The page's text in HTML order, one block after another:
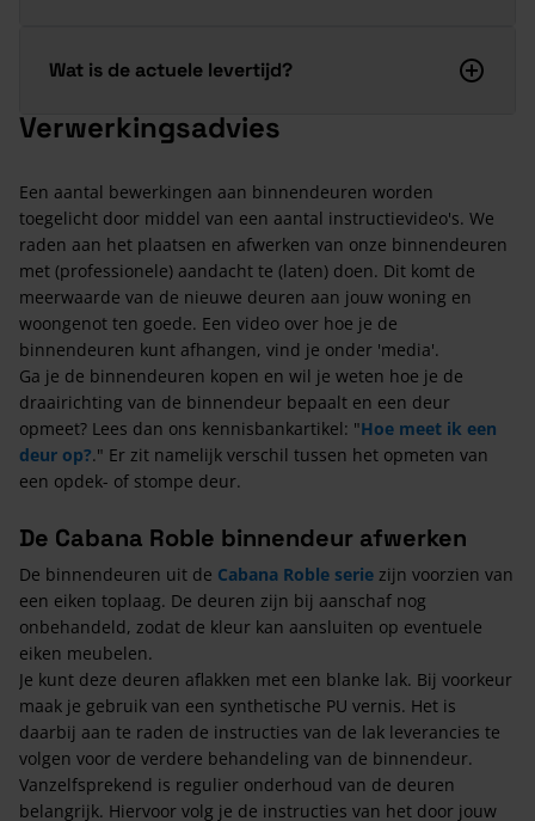
Wat is de actuele levertijd?
Verwerkingsadvies
Een aantal bewerkingen aan binnendeuren worden
toegelicht door middel van een aantal instructievideo's. We
raden aan het plaatsen en afwerken van onze binnendeuren
met (professionele) aandacht te (laten) doen. Dit komt de
meerwaarde van de nieuwe deuren aan jouw woning en
woongenot ten goede. Een video over hoe je de
binnendeuren kunt afhangen, vind je onder 'media'.
Ga je de binnendeuren kopen en wil je weten hoe je de
draairichting van de binnendeur bepaalt en een deur
opmeet? Lees dan ons kennisbankartikel: "Hoe meet ik een
deur op?." Er zit namelijk verschil tussen het opmeten van
een opdek- of stompe deur.
De Cabana Roble binnendeur afwerken
De binnendeuren uit de Cabana Roble serie zijn voorzien van
een eiken toplaag. De deuren zijn bij aanschaf nog
onbehandeld, zodat de kleur kan aansluiten op eventuele
eiken meubelen.
Je kunt deze deuren aflakken met een blanke lak. Bij voorkeur
maak je gebruik van een synthetische PU vernis. Het is
daarbij aan te raden de instructies van de lak leverancies te
volgen voor de verdere behandeling van de binnendeur.
Vanzelfsprekend is regulier onderhoud van de deuren
belangrijk. Hiervoor volg je de instructies van het door jouw